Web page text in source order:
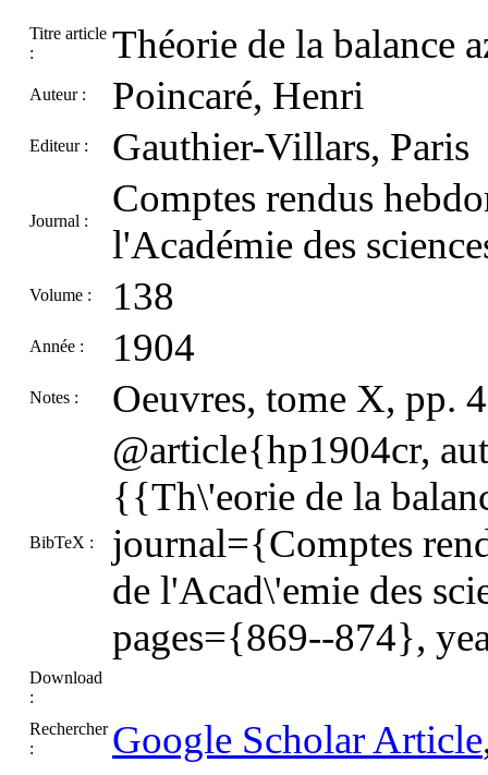
Titre article
:
Théorie de la balance
Auteur : Poincaré, Henri
Editeur : Gauthier-Villars, Paris
Journal :
Comptes rendus
l'Académie des
Volume : 138
Année : 1904
Notes : Oeuvres, tome X, pp.
BibTeX :
@article{hp1904cr,
{{Th\'eorie de la
journal={Comptes
de l'Acad\'emie des
pages={869--874},
Download
:
Rechercher
:
Google Scholar Article